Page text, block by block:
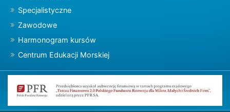
Specjalistyczne
Zawodowe
Harmonogram kursów
Centrum Edukacji Morskiej